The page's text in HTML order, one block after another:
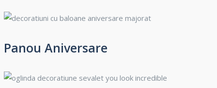
Panou Aniversare